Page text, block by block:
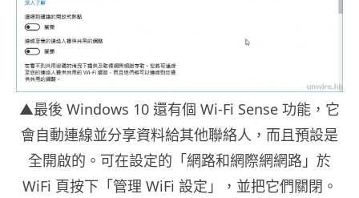
▲最後 Windows 10 還有個 Wi-Fi Sense 功能，它
會自動連線並分享資料給其他聯絡人，而且預設是
全開啟的。可在設定的「網路和網際網網路」於
WiFi 頁按下「管理 WiFi 設定」，並把它們關閉。